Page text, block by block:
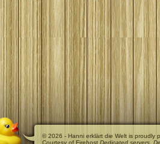
© 2026 - Hanni erklärt die Welt is proudly
Courtesy of Firehost Dedicated servers